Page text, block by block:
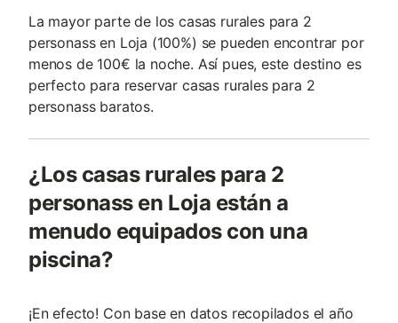
La mayor parte de los casas rurales para 2
personass en Loja (100%) se pueden encontrar por
menos de 100€ la noche. Así pues, este destino es
perfecto para reservar casas rurales para 2
personass baratos.
¿Los casas rurales para 2
personass en Loja están a
menudo equipados con una
piscina?
¡En efecto! Con base en datos recopilados el año